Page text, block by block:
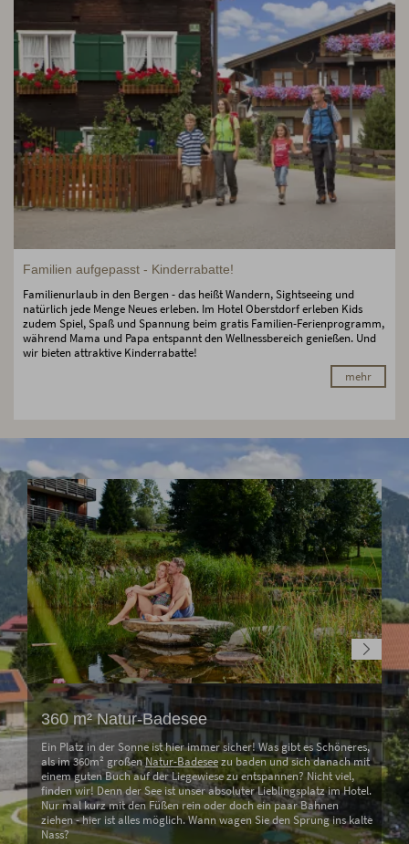
Familien aufgepasst - Kinderrabatte!
Familienurlaub in den Bergen - das heißt Wandern, Sightseeing und
natürlich jede Menge Neues erleben. Im Hotel Oberstdorf erleben Kids
zudem Spiel, Spaß und Spannung beim gratis Familien-Ferienprogramm,
während Mama und Papa entspannt den Wellnessbereich genießen. Und
wir bieten attraktive Kinderrabatte!
mehr
360 m² Natur-Badesee
Ein Platz in der Sonne ist hier immer sicher! Was gibt es Schöneres,
als im 360m² großenNatur-Badeseezu baden und sich danach mit
einem guten Buch auf der Liegewiese zu entspannen? Nicht viel,
finden wir! Denn der See ist unser absoluter Lieblingsplatz im Hotel.
Nur mal kurz mit den Füßen rein oder doch ein paar Bahnen
ziehen - hier ist alles möglich. Wann wagen Sie den Sprung ins kalte
Nass?